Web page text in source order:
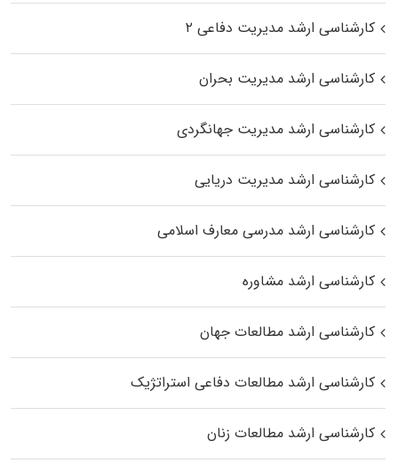
کارشناسی ارشد مدیریت دفاعی ۲
کارشناسی ارشد مدیریت بحران
کارشناسی ارشد مدیریت جهانگردی
کارشناسی ارشد مدیریت دریایی
کارشناسی ارشد مدرسی معارف اسلامی
کارشناسی ارشد مشاوره
کارشناسی ارشد مطالعات جهان
کارشناسی ارشد مطالعات دفاعی استراتژیک
کارشناسی ارشد مطالعات زنان